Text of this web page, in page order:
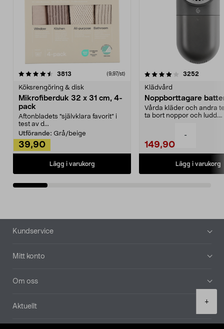
-
+
3813 (9,97/st)
Köksrengöring & disk
Mikrofiberduk 32 x 31 cm, 4-
pack
Aftonbladets "självklara favorit” i
test av d...
Utförande: Grå/beige
39,90
Lägg i varukorg
4.0av 5 stjärnor 3252
Klädvård
Noppborttagare
Vårda kläder och andra
ta bort noppor och ludd.
149,90
Lägg i varukorg
4.5av 5 stjärnor
Sidfot
Kundservice
Mitt konto
Om oss
Aktuellt